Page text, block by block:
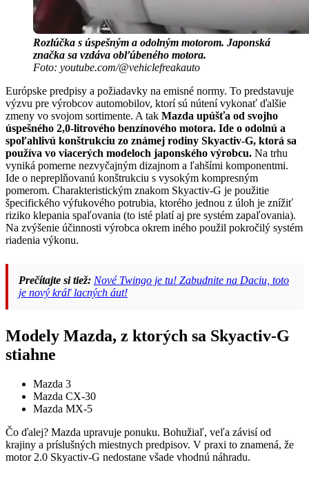
Rozlúčka s úspešným a odolným motorom. Japonská
značka sa vzdáva obľúbeného motora.
Foto: youtube.com/@vehiclefreakauto
Európske predpisy a požiadavky na emisné normy. To predstavuje
výzvu pre výrobcov automobilov, ktorí sú nútení vykonať ďalšie
zmeny vo svojom sortimente. A tak Mazda upúšťa od svojho
úspešného 2,0-litrového benzínového motora. Ide o odolnú a
spoľahlivú konštrukciu zo známej rodiny Skyactiv-G, ktorá sa
používa vo viacerých modeloch japonského výrobcu. Na trhu
vyniká pomerne nezvyčajným dizajnom a ľahšími komponentmi.
Ide o nepreplňovanú konštrukciu s vysokým kompresným
pomerom. Charakteristickým znakom Skyactiv-G je použitie
špecifického výfukového potrubia, ktorého jednou z úloh je znížiť
riziko klepania spaľovania (to isté platí aj pre systém zapaľovania).
Na zvýšenie účinnosti výrobca okrem iného použil pokročilý systém
riadenia výkonu.
Prečítajte si tiež: Nové Twingo je tu! Zabudnite na Daciu, toto
je nový kráľ lacných áut!
Modely Mazda, z ktorých sa Skyactiv-G
stiahne
Mazda 3
Mazda CX-30
Mazda MX-5
Čo ďalej? Mazda upravuje ponuku. Bohužiaľ, veľa závisí od
krajiny a príslušných miestnych predpisov. V praxi to znamená, že
motor 2.0 Skyactiv-G nedostane všade vhodnú náhradu.